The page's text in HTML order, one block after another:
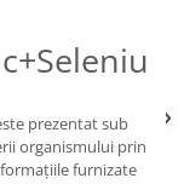
prezentat sub
organismului prin
furnizate